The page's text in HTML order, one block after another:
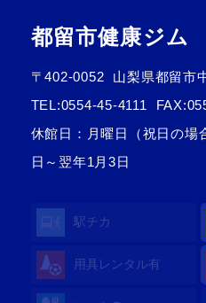
都留市健康ジム
〒402-0052
山梨県都留市
TEL:0554-45-4111
休館日：月曜日（祝日の
日～翌年1月3日
駅チカ
用具レンタル有